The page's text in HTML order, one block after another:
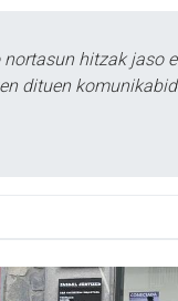
nortasun hitzak jaso
dituen